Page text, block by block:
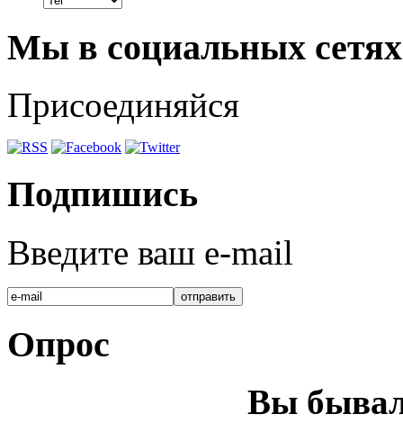
Мы в социальных сетях
Присоединяйся
Подпишись
Введите ваш e-mail
Опрос
Вы